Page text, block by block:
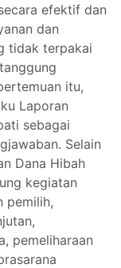
efektif dan
dan
tidak terpakai
itu,
Laporan
sebagai
Selain
Dana Hibah
kegiatan
pemilih,
pemeliharaan